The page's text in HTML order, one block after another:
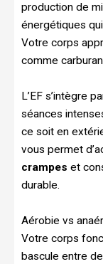
production de
énergétiques
Votre corps
comme
L’EF s’intègre
séances
ce soit en
vous permet
crampes et
durable.
Aérobie vs
Votre corps
bascule entre